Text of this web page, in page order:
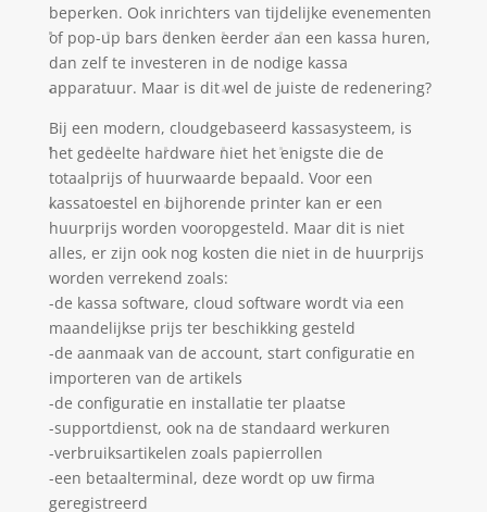
beperken. Ook inrichters van tijdelijke evenementen
of pop-up bars denken eerder aan een kassa huren,
dan zelf te investeren in de nodige kassa
apparatuur. Maar is dit wel de juiste de redenering?
Bij een modern, cloudgebaseerd kassasysteem, is
het gedeelte hardware niet het enigste die de
totaalprijs of huurwaarde bepaald. Voor een
kassatoestel en bijhorende printer kan er een
huurprijs worden vooropgesteld. Maar dit is niet
alles, er zijn ook nog kosten die niet in de huurprijs
worden verrekend zoals:
-de kassa software, cloud software wordt via een
maandelijkse prijs ter beschikking gesteld
-de aanmaak van de account, start configuratie en
importeren van de artikels
-de configuratie en installatie ter plaatse
-supportdienst, ook na de standaard werkuren
-verbruiksartikelen zoals papierrollen
-een betaalterminal, deze wordt op uw firma
geregistreerd